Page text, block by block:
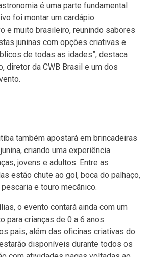
é uma parte fundamental
foi montar um cardápio
e muito brasileiro, reunindo sabores
juninas com opções criativas e
de todas as idades”, destaca
diretor da CWB Brasil e um dos
também apostará em brincadeiras
criando uma experiência
jovens e adultos. Entre as
estão chute ao gol, boca do palhaço,
e touro mecânico.
o evento contará ainda com um
para crianças de 0 a 6 anos
pais, além das oficinas criativas do
disponíveis durante todos os